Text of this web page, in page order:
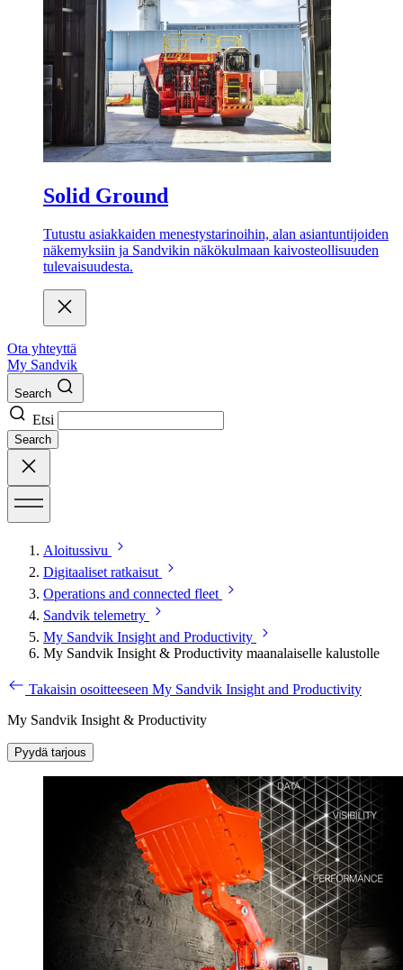
Solid Ground
Tutustu asiakkaiden menestystarinoihin, alan asiantuntijoiden
näkemyksiin ja Sandvikin näkökulmaan kaivosteollisuuden
tulevaisuudesta.
Ota yhteyttä
My Sandvik
Search
Etsi
Search
Aloitussivu
Digitaaliset ratkaisut
Operations and connected fleet
Sandvik telemetry
My Sandvik Insight and Productivity
My Sandvik Insight & Productivity maanalaiselle kalustolle
Takaisin osoitteeseen My Sandvik Insight and Productivity
My Sandvik Insight & Productivity
Pyydä tarjous